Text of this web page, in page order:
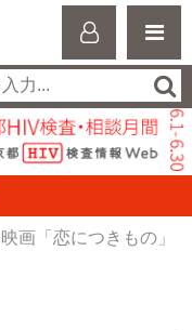
画「恋につきもの」